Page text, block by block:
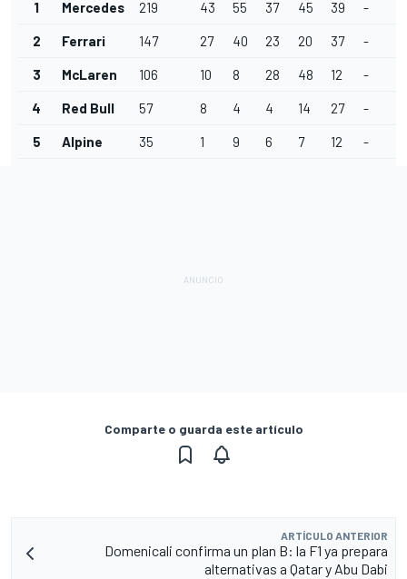
1 Mercedes 219 43 55 37 45 39 -
2 Ferrari 147 27 40 23 20 37 -
3 McLaren 106 10 8 28 48 12 -
4 Red Bull 57 8 4 4 14 27 -
5 Alpine 35 1 9 6 7 12 -
Comparte o guarda este artículo
ARTÍCULO ANTERIOR
Domenicali confirma un plan B: la F1 ya prepara
alternativas a Qatar y Abu Dabi